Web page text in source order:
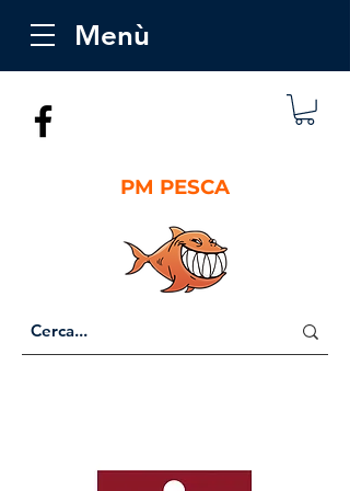
PM PESCA
Menù